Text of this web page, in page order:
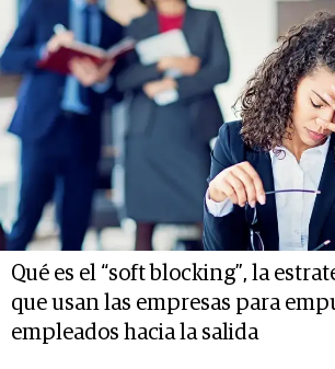
Qué es el “soft blocking”, la
que usan las empresas para
empleados hacia la salida